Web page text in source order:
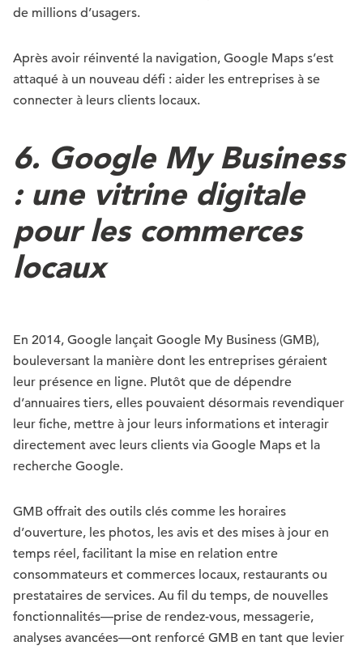
de millions d’usagers.
Après avoir réinventé la navigation, Google Maps s’est
attaqué à un nouveau défi : aider les entreprises à se
connecter à leurs clients locaux.
6. Google My Business
: une vitrine digitale
pour les commerces
locaux
En 2014, Google lançait Google My Business (GMB),
bouleversant la manière dont les entreprises géraient
leur présence en ligne. Plutôt que de dépendre
d’annuaires tiers, elles pouvaient désormais revendiquer
leur fiche, mettre à jour leurs informations et interagir
directement avec leurs clients via Google Maps et la
recherche Google.
GMB offrait des outils clés comme les horaires
d’ouverture, les photos, les avis et des mises à jour en
temps réel, facilitant la mise en relation entre
consommateurs et commerces locaux, restaurants ou
prestataires de services. Au fil du temps, de nouvelles
fonctionnalités—prise de rendez-vous, messagerie,
analyses avancées—ont renforcé GMB en tant que levier